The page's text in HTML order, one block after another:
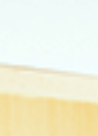
レビュー